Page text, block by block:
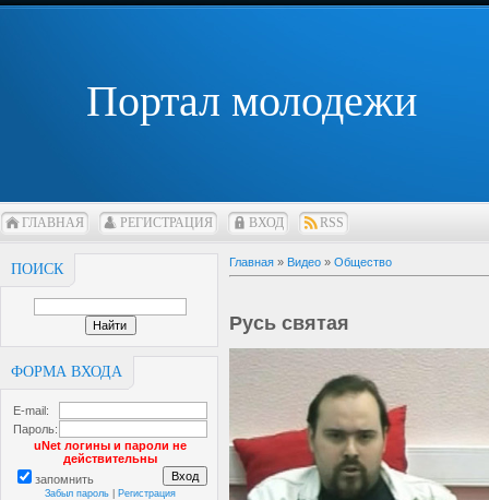
Портал молодежи
ГЛАВНАЯ РЕГИСТРАЦИЯ ВХОД RSS
ПОИСК
ФОРМА ВХОДА
E-mail:
Пароль:
uNet логины и пароли не
действительны
запомнить
Забыл пароль Регистрация
Главная » Видео » Общество
Русь святая